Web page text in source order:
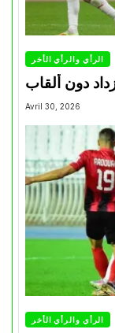
الرأي والرأي الأخر
دون ألقاب
Avril 30, 2026
الرأي والرأي الأخر